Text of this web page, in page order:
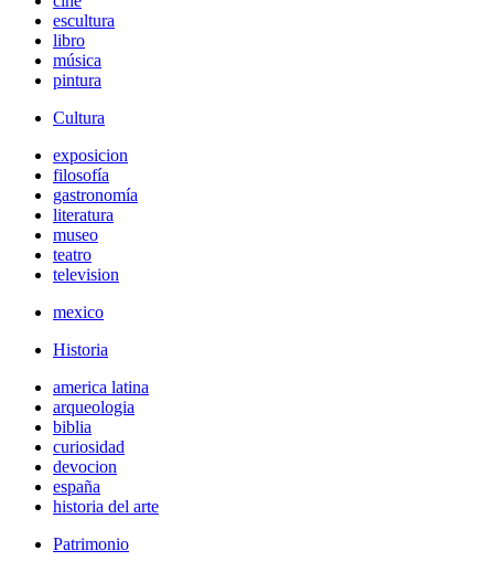
escultura
libro
música
pintura
Cultura
exposicion
filosofía
gastronomía
literatura
museo
teatro
television
mexico
Historia
america latina
arqueologia
biblia
curiosidad
devocion
españa
historia del arte
Patrimonio